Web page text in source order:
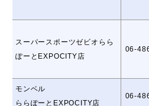
スーパースポーツゼビオらら
ぽーとEXPOCITY店
06-
モンベル
ららぽーとEXPOCITY店
06-